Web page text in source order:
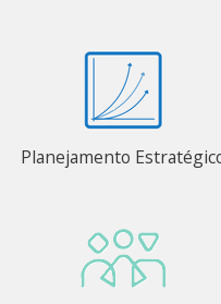
Planejamento